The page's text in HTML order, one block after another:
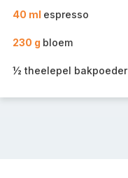
40 ml espresso
230 g bloem
½ theelepel bakpoeder